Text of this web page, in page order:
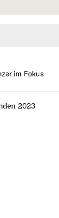
im Fokus
2023